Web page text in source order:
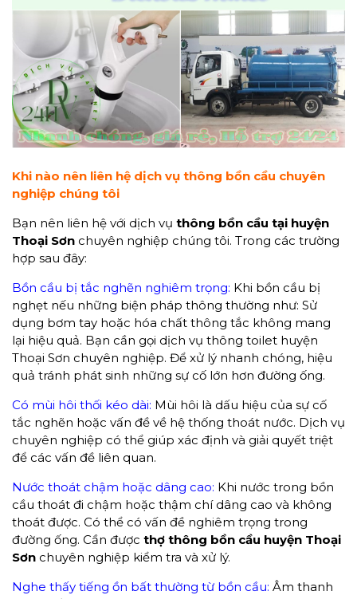
Khi nào nên liên hệ dịch vụ thông bồn cầu chuyên
nghiệp chúng tôi
Bạn nên liên hệ với dịch vụ thông bồn cầu tại huyện
Thoại Sơn chuyên nghiệp chúng tôi. Trong các trường
hợp sau đây:
Bồn cầu bị tắc nghẽn nghiêm trọng: Khi bồn cầu bị
nghẹt nếu những biện pháp thông thường như: Sử
dụng bơm tay hoặc hóa chất thông tắc không mang
lại hiệu quả. Bạn cần gọi dịch vụ thông toilet huyện
Thoại Sơn chuyên nghiệp. Để xử lý nhanh chóng, hiệu
quả tránh phát sinh những sự cố lớn hơn đường ống.
Có mùi hôi thối kéo dài: Mùi hôi là dấu hiệu của sự cố
tắc nghẽn hoặc vấn đề về hệ thống thoát nước. Dịch vụ
chuyên nghiệp có thể giúp xác định và giải quyết triệt
để các vấn đề liên quan.
Nước thoát chậm hoặc dâng cao: Khi nước trong bồn
cầu thoát đi chậm hoặc thậm chí dâng cao và không
thoát được. Có thể có vấn đề nghiêm trọng trong
đường ống. Cần được thợ thông bồn cầu huyện Thoại
Sơn chuyên nghiệp kiểm tra và xử lý.
Nghe thấy tiếng ồn bất thường từ bồn cầu: Âm thanh